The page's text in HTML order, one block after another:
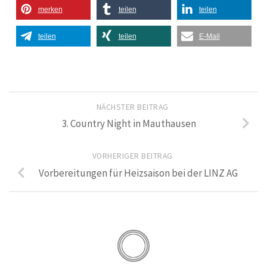
merken teilen teilen
teilen teilen E-Mail
NÄCHSTER BEITRAG
3. Country Night in Mauthausen
VORHERIGER BEITRAG
Vorbereitungen für Heizsaison bei der LINZ AG